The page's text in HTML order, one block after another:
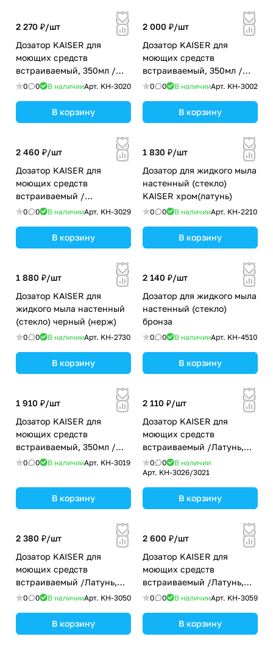
2 270 ₽/шт
Дозатор KAISER для
моющих средств
встраиваемый, 350мл /
Латунь,пластик /Хром
0 0 В наличииАрт. KH-3020
В корзину
2 000 ₽/шт
Дозатор KAISER для
моющих средств
встраиваемый, 350мл /
Латунь,пластик /Чёрный
0 0 В наличииАрт. KH-3002
В корзину
2 460 ₽/шт
Дозатор KAISER для
моющих средств
встраиваемый /
Латунь,пластик /Чёрный
0 0 В наличииАрт. KH-3029
В корзину
1 830 ₽/шт
Дозатор для жидкого мыла
настенный (стекло)
KAISER хром(латунь)
0 0 В наличииАрт. KH-2210
В корзину
1 880 ₽/шт
Дозатор KAISER для
жидкого мыла настенный
(стекло) черный (нерж)
0 0 В наличииАрт. KH-2730
В корзину
2 140 ₽/шт
Дозатор для жидкого мыла
настенный (стекло)
бронза
0 0 В наличииАрт. KH-4510
В корзину
1 910 ₽/шт
Дозатор KAISER для
моющих средств
встраиваемый, 350мл /
Латунь,пластик /Чёрный
0 0 В наличииАрт. KH-3019
В корзину
2 110 ₽/шт
Дозатор KAISER для
моющих средств
встраиваемый /Латунь,
пластик /Жасмин
0 0
В наличии
Арт. KH-3026/3021
В корзину
2 380 ₽/шт
Дозатор KAISER для
моющих средств
встраиваемый /Латунь,
пластик /Хром
0 0 В наличииАрт. KH-3050
В корзину
2 600 ₽/шт
Дозатор KAISER для
моющих средств
встраиваемый /Латунь,
пластик /Чёрный матовый
0 0 В наличииАрт. KH-3059
В корзину